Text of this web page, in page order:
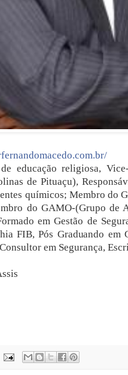
educação religiosa,
de Pituaçu),
químicos; Membro do
do GAMO-(Grupo de
em Gestão de
FIB, Pós Graduando em
em Segurança,